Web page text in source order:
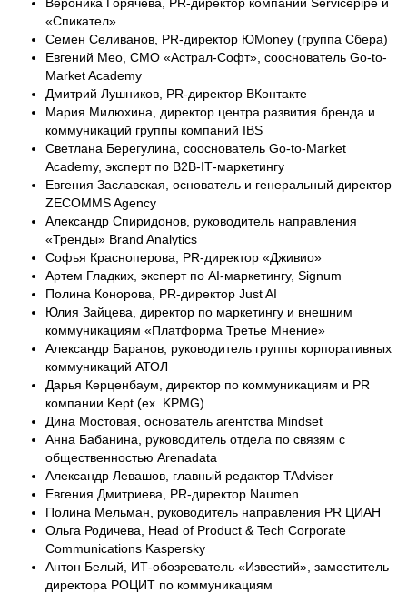
«Спикател»
Семен Селиванов, PR-директор ЮMoney (группа Сбера)
Евгений Мео, СМО «Астрал-Софт», сооснователь Go-to-
Market Academy
Дмитрий Лушников, PR-директор ВКонтакте
Мария Милюхина, директор центра развития бренда и
коммуникаций группы компаний IBS
Светлана Берегулина, сооснователь Go-to-Market
Academy, эксперт по В2В-ІТ-маркетингу
Евгения Заславская, основатель и генеральный директор
ZECOMMS Agency
Александр Спиридонов, руководитель направления
«Тренды» Brand Analytics
Софья Красноперова, PR-директор «Дживио»
Артем Гладких, эксперт по AI-маркетингу, Signum
Полина Конорова, PR-директор Just AI
Юлия Зайцева, директор по маркетингу и внешним
коммуникациям «Платформа Третье Мнение»
Александр Баранов, руководитель группы корпоративных
коммуникаций АТОЛ
Дарья Керценбаум, директор по коммуникациям и PR
компании Kept (ex. KPMG)
Дина Мостовая, основатель агентства Mindset
Анна Бабанина, руководитель отдела по связям с
общественностью Arenadata
Александр Левашов, главный редактор TAdviser
Евгения Дмитриева, PR-директор Naumen
Полина Мельман, руководитель направления PR ЦИАН
Ольга Родичева, Head of Product & Tech Corporate
Communications Kaspersky
Антон Белый, ИТ-обозреватель «Известий», заместитель
директора РОЦИТ по коммуникациям